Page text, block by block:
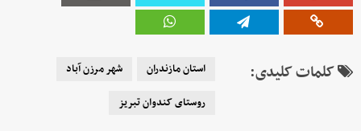
کلمات کلیدی: استان مازندران
شهر مرزن آباد
روستای کندوان تبریز